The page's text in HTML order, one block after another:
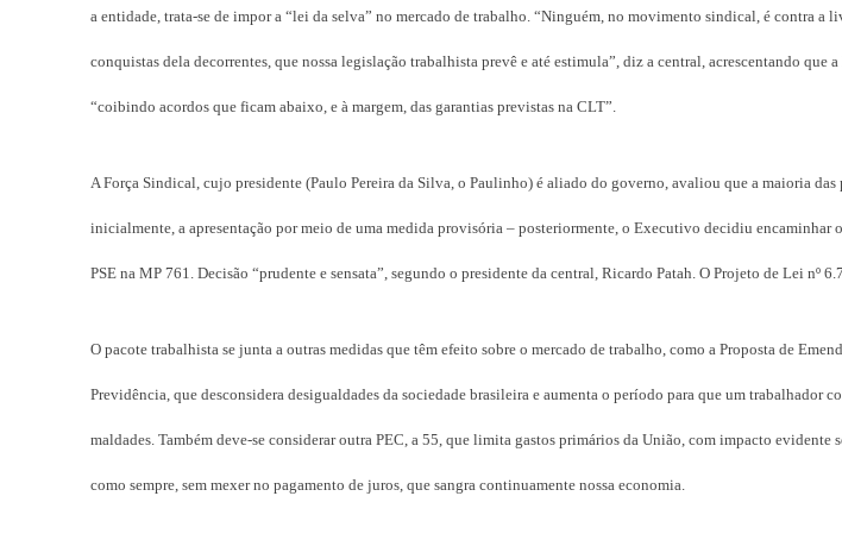
a entidade, trata-se de impor a “lei da selva” no mercado de trabalho. “Ninguém, no movimento sindical, é contra a
conquistas dela decorrentes, que nossa legislação trabalhista prevê e até estimula”, diz a central, acrescentando que
“coibindo acordos que ficam abaixo, e à margem, das garantias previstas na CLT”.
A Força Sindical, cujo presidente (Paulo Pereira da Silva, o Paulinho) é aliado do governo, avaliou que a maioria
inicialmente, a apresentação por meio de uma medida provisória – posteriormente, o Executivo decidiu encaminhar
PSE na MP 761. Decisão “prudente e sensata”, segundo o presidente da central, Ricardo Patah. O Projeto de Lei nº
O pacote trabalhista se junta a outras medidas que têm efeito sobre o mercado de trabalho, como a Proposta de
Previdência, que desconsidera desigualdades da sociedade brasileira e aumenta o período para que um trabalhador
maldades. Também deve-se considerar outra PEC, a 55, que limita gastos primários da União, com impacto evidente
como sempre, sem mexer no pagamento de juros, que sangra continuamente nossa economia.